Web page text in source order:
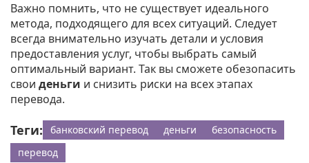
Важно помнить, что не существует идеального
метода, подходящего для всех ситуаций. Следует
всегда внимательно изучать детали и условия
предоставления услуг, чтобы выбрать самый
оптимальный вариант. Так вы сможете обезопасить
свои деньги и снизить риски на всех этапах
перевода.
Теги: банковский перевод деньги
безопасность
перевод